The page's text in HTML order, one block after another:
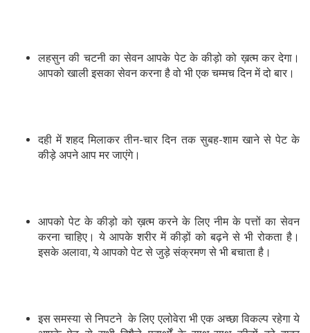
लहसुन की चटनी का सेवन आपके पेट के कीड़ो को ख़त्म कर देगा।
आपको खाली इसका सेवन करना है वो भी एक चम्मच दिन में दो बार।
दही में शहद मिलाकर तीन-चार दिन तक सुबह-शाम खाने से पेट के
कीड़े अपने आप मर जाएंगे।
आपको पेट के कीड़ो को ख़त्म करने के लिए नीम के पत्तों का सेवन
करना चाहिए। ये आपके शरीर में कीड़ों को बढ़ने से भी रोकता है।
इसके अलावा, ये आपको पेट से जुड़े संक्रमण से भी बचाता है।
इस समस्या से निपटने के लिए एलोवेरा भी एक अच्छा विकल्प रहेगा ये